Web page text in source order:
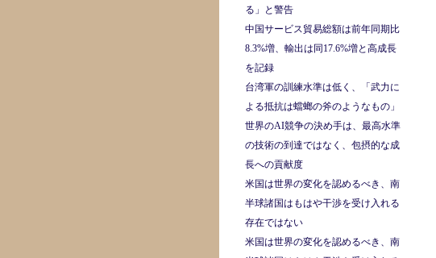
る」と警告
中国サービス貿易総額は前年同期比
8.3%増、輸出は同17.6%増と高成長
を記録
台湾軍の訓練水準は低く、「武力に
よる抵抗は蟷螂の斧のようなもの」
世界のAI競争の決め手は、最高水準
の技術の到達ではなく、包摂的な成
長への貢献度
米国は世界の変化を認めるべき、南
半球諸国はもはや干渉を受け入れる
存在ではない
米国は世界の変化を認めるべき、南